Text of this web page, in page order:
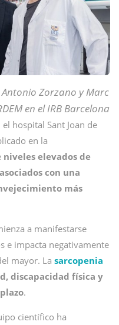
Zorzano y Marc
en el IRB Barcelona
hospital Sant Joan de
en la
niveles elevados de
con una
más
a manifestarse
e impacta negativamente
mayor. La sarcopenia
discapacidad física y
.
científico ha